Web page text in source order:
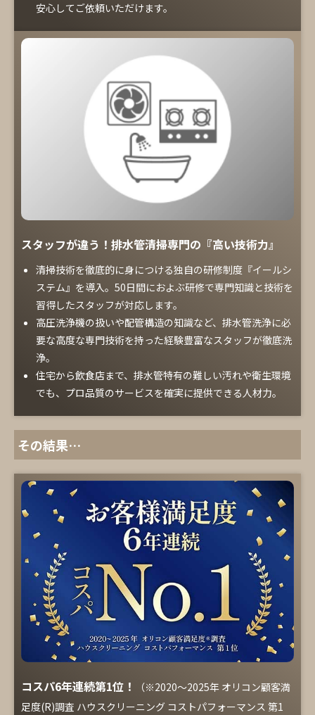
安心してご依頼いただけます。
スタッフが違う！排水管清掃専門の『高い技術力』
清掃技術を徹底的に身につける独自の研修制度『イールシ
ステム』を導入。50日間におよぶ研修で専門知識と技術を
習得したスタッフが対応します。
高圧洗浄機の扱いや配管構造の知識など、排水管洗浄に必
要な高度な専門技術を持った経験豊富なスタッフが徹底洗
浄。
住宅から飲食店まで、排水管特有の難しい汚れや衛生環境
でも、プロ品質のサービスを確実に提供できる人材力。
その結果…
コスパ6年連続第1位！
（※2020～2025年 オリコン顧客満
足度(R)調査 ハウスクリーニング コストパフォーマンス 第1